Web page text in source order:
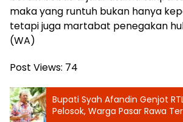
maka yang runtuh bukan hanya
tetapi juga martabat penegakan
(WA)
Post Views: 74
Bupati Syah Afandin Genjot
Pelosok, Warga Pasar Rawa